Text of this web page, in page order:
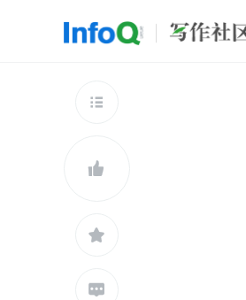
查看更多



